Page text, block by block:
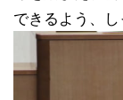
できるよう、し